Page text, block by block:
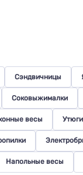
Сэндвичницы
Соковыжималки
весы Утюги
Напольные весы